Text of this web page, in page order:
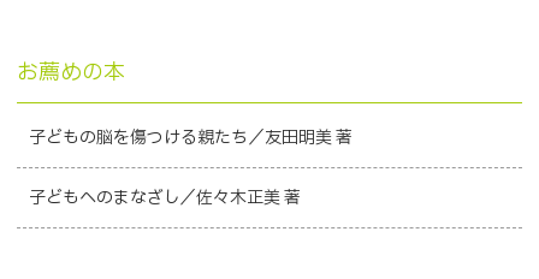
お薦めの本
子どもの脳を傷つける親たち／友田明美 著
子どもへのまなざし／佐々木正美 著